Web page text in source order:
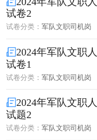
试卷2
试卷分类： 军队文职司机岗
2024年军队文职
试卷1
试卷分类： 军队文职司机岗
2024年军队文职
试题2
试卷分类： 军队文职司机岗